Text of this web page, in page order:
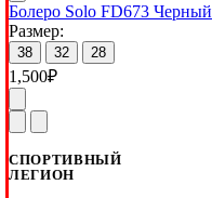
Болеро Solo FD673 Черный
Размер:
38 32 28
1,500₽
СПОРТИВНЫЙ
ЛЕГИОН